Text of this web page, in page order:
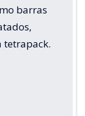
barras
tetrapack.